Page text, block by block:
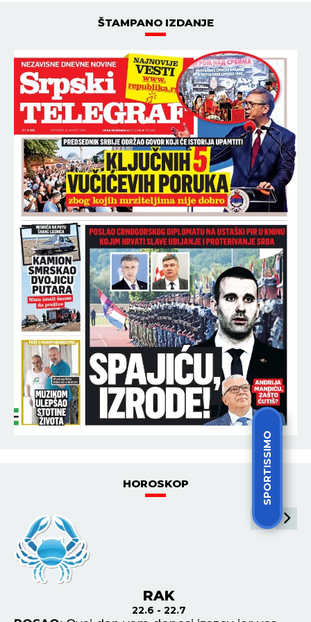
SPORTISSIMO
"SRAMOTA ZA BABU OD 80
GODINA!" Dara brutalno
odgovorila na napade, bukti
estradni rat: BAKA CAKA BI
MALO POD STARE DANE....
NAJNOVIJE NAJČITANIJE
00:09
UDVOSTRUČIO SE BROJ ZARAŽENIH! Epidemija se
širi stravičnom brzinom, najnovije brojke i
najsnažnije bacaju u OČAJ
00:02
ŠTO U VEĆOJ RASKOŠI ŽIVIMO, OVAJ STRAH SE
UMNOŽAVA: Starac Pajsije upozorava na grešku
zbog koje čovek gubi radost
00:01
HOROSKOP ZA ČETVRTAK 6. AVGUST: Blizanci
napreduju u karijeri, Rakovi će uploviti u novu
vezu!
23:59
NADA TOPČAGIĆ PREKINULA KONCERT! Pevačica
urla na obezbeđenje, NASTAO STAMPEDO U MASI!
"STANIJI ĆU ZABRANITI ULAZ U AMERIKU!" Uroš se
plaši za svoj život: Asminovi ljudi me DRŽE NA
NIŠANU! (VIDEO, GALERIJA)